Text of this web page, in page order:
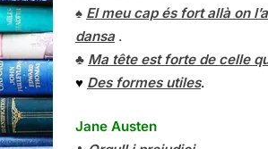
♠ El meu cap és fort allà on
dansa.
♣ Ma tête est forte de celle
♥ Des formes utiles.
Jane Austen